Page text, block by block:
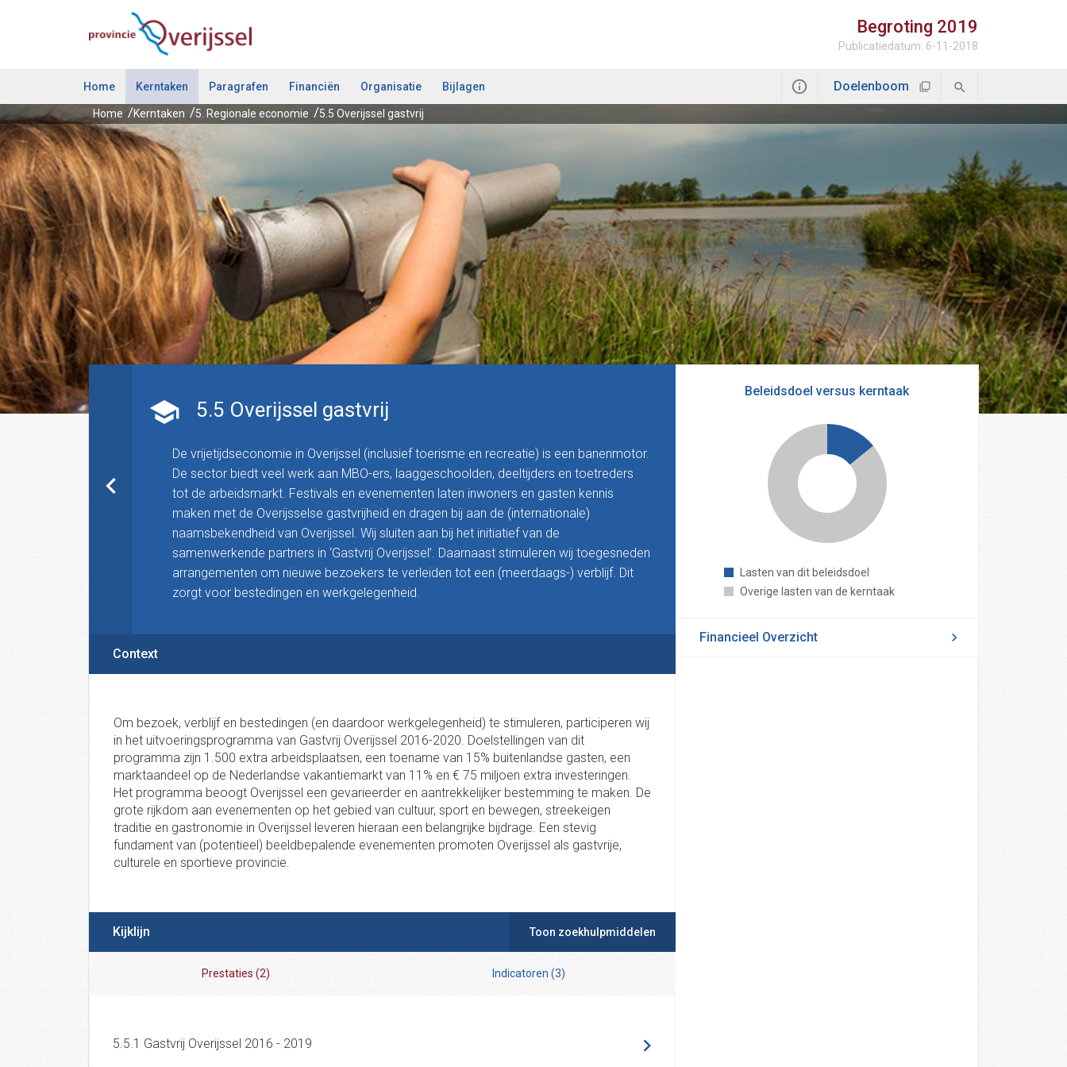
Ga naar de inhoud van deze pagina.
Begroting 2019
Publicatiedatum: 6-11-2018
Home Kerntaken Paragrafen Financiën Organisatie Bijlagen Doelenboom
Home Kerntaken 5. Regionale economie 5.5 Overijssel gastvrij
5.5 Overijssel gastvrij
De vrijetijdseconomie in Overijssel (inclusief toerisme en recreatie) is een banenmotor.
De sector biedt veel werk aan MBO-ers, laaggeschoolden, deeltijders en toetreders
tot de arbeidsmarkt. Festivals en evenementen laten inwoners en gasten kennis
maken met de Overijsselse gastvrijheid en dragen bij aan de (internationale)
naamsbekendheid van Overijssel. Wij sluiten aan bij het initiatief van de
samenwerkende partners in ‘Gastvrij Overijssel’. Daarnaast stimuleren wij toegesneden
arrangementen om nieuwe bezoekers te verleiden tot een (meerdaags-) verblijf. Dit
zorgt voor bestedingen en werkgelegenheid.
Context
Om bezoek, verblijf en bestedingen (en daardoor werkgelegenheid) te stimuleren, participeren wij
in het uitvoeringsprogramma van Gastvrij Overijssel 2016-2020. Doelstellingen van dit
programma zijn 1.500 extra arbeidsplaatsen, een toename van 15% buitenlandse gasten, een
marktaandeel op de Nederlandse vakantiemarkt van 11% en € 75 miljoen extra investeringen.
Het programma beoogt Overijssel een gevarieerder en aantrekkelijker bestemming te maken. De
grote rijkdom aan evenementen op het gebied van cultuur, sport en bewegen, streekeigen
traditie en gastronomie in Overijssel leveren hieraan een belangrijke bijdrage. Een stevig
fundament van (potentieel) beeldbepalende evenementen promoten Overijssel als gastvrije,
culturele en sportieve provincie.
Kijklijn Toon zoekhulpmiddelen
Prestaties (2) Indicatoren (3)
5.5.1 Gastvrij Overijssel 2016 - 2019
Beleidsdoel versus kerntaak
Lasten van dit beleidsdoel
Overige lasten van de kerntaak
Financieel Overzicht